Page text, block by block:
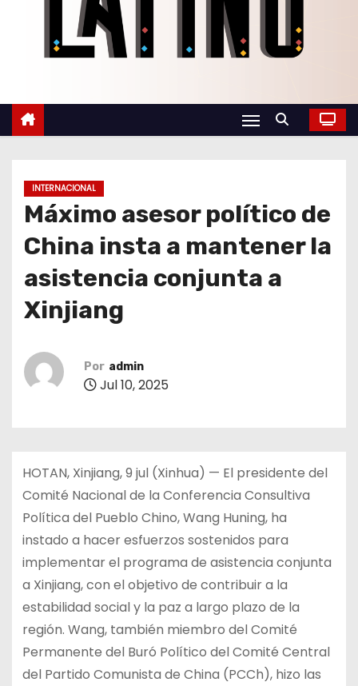
INTERNACIONAL
Máximo asesor político de
China insta a mantener la
asistencia conjunta a
Xinjiang
Por admin
Jul 10, 2025
HOTAN, Xinjiang, 9 jul (Xinhua) — El presidente del
Comité Nacional de la Conferencia Consultiva
Política del Pueblo Chino, Wang Huning, ha
instado a hacer esfuerzos sostenidos para
implementar el programa de asistencia conjunta
a Xinjiang, con el objetivo de contribuir a la
estabilidad social y la paz a largo plazo de la
región. Wang, también miembro del Comité
Permanente del Buró Político del Comité Central
del Partido Comunista de China (PCCh), hizo las